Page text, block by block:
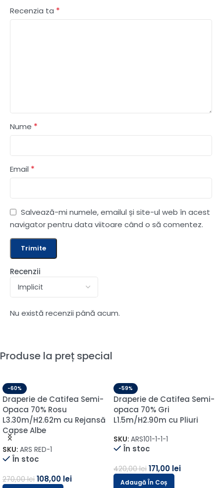
Recenzii
Nu există recenzii până acum.
Recenzia ta *
Nume *
Email *
Salvează-mi numele, emailul și site-ul web în acest
navigator pentru data viitoare când o să comentez.
Produse la preț special
-60%
Draperie de Catifea Semi-
Opaca 70% Rosu
L3.30m/H2.62m cu Rejansă
Capse Albe
SKU: ARS RED-1
În stoc
270,00lei 108,00 lei
-59%
Draperie de Catifea Semi-
opaca 70% Gri
L1.5m/H2.90m cu Pliuri
SKU: ARS101-1-1-1
În stoc
420,00lei 171,00 lei
Adaugă În Coș